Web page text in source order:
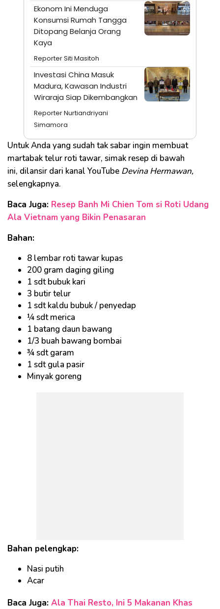
Ekonom Ini Menduga
Konsumsi Rumah Tangga
Ditopang Belanja Orang
Kaya
Reporter Siti Masitoh
Investasi China Masuk
Madura, Kawasan Industri
Wiraraja Siap Dikembangkan
Reporter Nurtiandriyani
Simamora
Untuk Anda yang sudah tak sabar ingin membuat
martabak telur roti tawar, simak resep di bawah
ini, dilansir dari kanal YouTube Devina Hermawan,
selengkapnya.
Baca Juga: Resep Banh Mi Chien Tom si Roti Udang
Ala Vietnam yang Bikin Penasaran
Bahan:
8 lembar roti tawar kupas
200 gram daging giling
1 sdt bubuk kari
3 butir telur
1 sdt kaldu bubuk / penyedap
¼ sdt merica
1 batang daun bawang
1/3 buah bawang bombai
¾ sdt garam
1 sdt gula pasir
Minyak goreng
Bahan pelengkap:
Nasi putih
Acar
Baca Juga: Ala Thai Resto, Ini 5 Makanan Khas